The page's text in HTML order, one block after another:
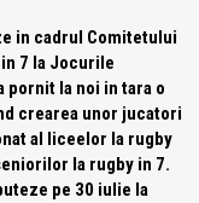
in cadrul Comitetului
7 la Jocurile
pornit la noi in tara o
crearea unor jucatori
al liceelor la rugby
la rugby in 7.
pe 30 iulie la